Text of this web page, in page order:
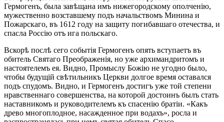
Гермогенъ, была завѣщана имъ нижегородскому ополченію,
мужественно возставшему подъ начальствомъ Минина и
Пожарскаго, въ 1612 году на защиту погибавшаго отечества, и
спасла Россію отъ ига польскаго.
Вскорѣ послѣ сего событія Гермогенъ опять вступаетъ въ
обитель Святаго Преображенія, но уже архимандритомъ и
настоятелемъ ея. Видно, Промыслу Божію не угодно было,
чтобы будущій свѣтильникъ Церкви долгое время оставался
подъ спудомъ. Видно, и Гермогенъ достигъ уже той степени
нравственнаго совершенства, на которой достоинъ былъ стать
наставникомъ и руководителемъ къ спасенію братіи. «Какъ
древо многоплодное, насажденное при водахъ», росла и